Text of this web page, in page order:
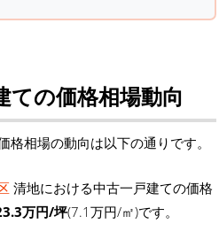
ての価格相場動向
相場の動向は以下の通りです。
清地における中古一戸建ての価格
万円/坪(7.1万円/㎡)です。